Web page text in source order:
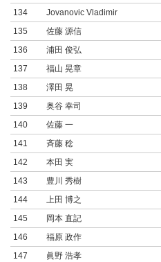
134
Jovanovic Vladimir
135
佐藤 源信
136
浦田 俊弘
137
福山 晃章
138
澤田 晃
139
奥谷 幸司
140
佐藤 一
141
斉藤 稔
142
本田 実
143
豊川 秀樹
144
上田 博之
145
岡本 直記
146
福原 政作
147
眞野 浩孝